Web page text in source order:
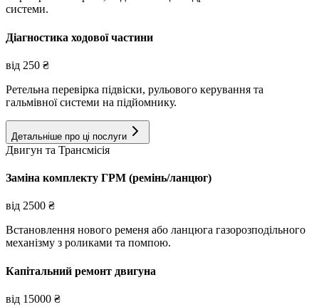
системи.
Діагностика ходової частини
від 250 ₴
Ретельна перевірка підвіски, рульового керування та
гальмівної системи на підйомнику.
Детальніше про ці послуги
Двигун та Трансмісія
Заміна комплекту ГРМ (ремінь/ланцюг)
від 2500 ₴
Встановлення нового ременя або ланцюга газорозподільного
механізму з роликами та помпою.
Капітальний ремонт двигуна
від 15000 ₴